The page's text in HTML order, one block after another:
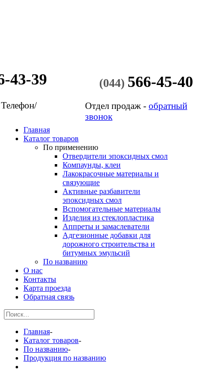
43-39 (044) 566-45-40
Отдел продаж - обратный
звонок
Главная
Каталог товаров
По применению
Отвердители эпоксидных смол
Компаунды, клеи
Лакокрасочные материалы и
связующие
Активные разбавители
эпоксидных смол
Вспомогательные материалы
Изделия из стеклопластика
Аппреты и замаслеватели
Адгезионные добавки для
дорожного строительства и
битумных эмульсий
По названию
О нас
Контакты
Карта проезда
Обратная связь
Главная-
Каталог товаров-
По названию-
Продукция по названию